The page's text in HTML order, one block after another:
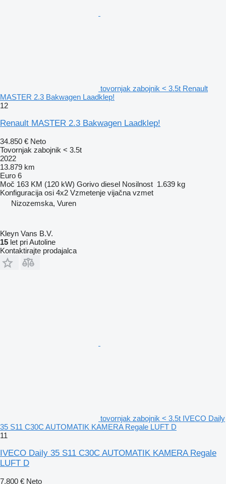
tovornjak zabojnik < 3.5t Renault
MASTER 2.3 Bakwagen Laadklep!
12
Renault MASTER 2.3 Bakwagen Laadklep!
34.850 € Neto
Tovornjak zabojnik < 3.5t
2022
13.879 km
Euro 6
Moč 163 KM (120 kW) Gorivo diesel Nosilnost 1.639 kg
Konfiguracija osi 4x2 Vzmetenje vijačna vzmet
Nizozemska, Vuren
Kleyn Vans B.V.
15 let pri Autoline
Kontaktirajte prodajalca
tovornjak zabojnik < 3.5t IVECO Daily
35 S11 C30C AUTOMATIK KAMERA Regale LUFT D
11
IVECO Daily 35 S11 C30C AUTOMATIK KAMERA Regale
LUFT D
7.800 € Neto